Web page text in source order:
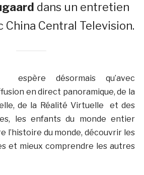
dans un entretien
China Central Television.
espère désormais qu’avec
en direct panoramique, de la
de la Réalité Virtuelle et des
les enfants du monde entier
l’histoire du monde, découvrir les
et mieux comprendre les autres